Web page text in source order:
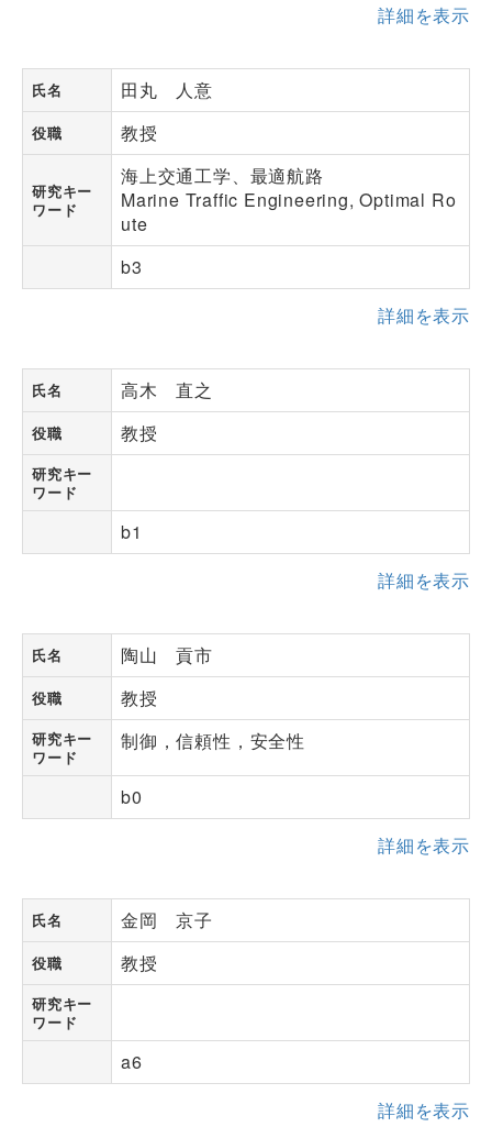
詳細を表示
氏名 田丸 人意
役職 教授
研究キー
ワード
海上交通工学、最適航路
Marine Traffic Engineering, Optimal Ro
ute
b3
詳細を表示
氏名 高木 直之
役職 教授
研究キー
ワード
b1
詳細を表示
氏名 陶山 貢市
役職 教授
研究キー
ワード
制御，信頼性，安全性
b0
詳細を表示
氏名 金岡 京子
役職 教授
研究キー
ワード
a6
詳細を表示